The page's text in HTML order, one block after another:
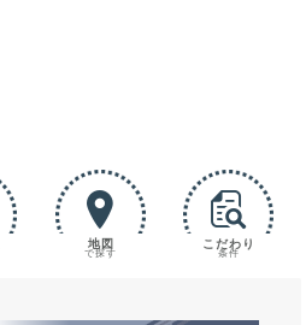
地図
で探す
こだわり
条件